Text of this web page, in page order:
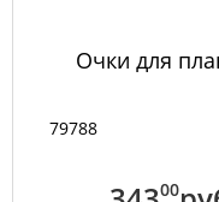
Очки для
79788
00